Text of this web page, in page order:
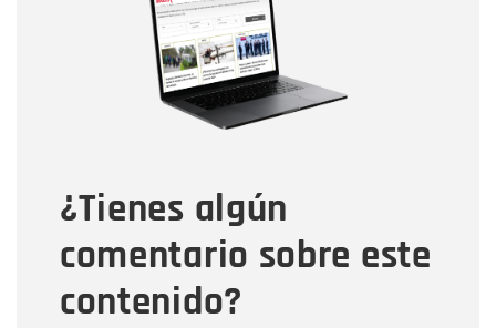
¿Tienes algún
comentario sobre este
contenido?
Correo electrónico
Tipo de comentario
Mensaje